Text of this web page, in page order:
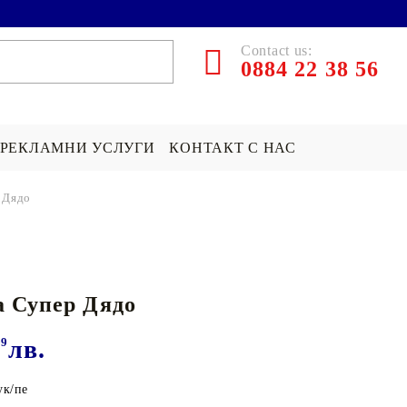
Contact us:
0884 22 38 56
СУИЧЪР ПО ПОРЪЧКА
Star Wars Подаръци
РЕКЛАМНИ УСЛУГИ КОНТАКТ С НАС
Супер Дядо
лв.
пе